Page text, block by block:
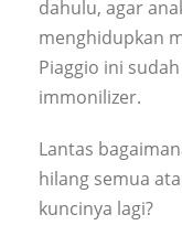
dahulu, agar
menghidupkan
Piaggio ini
immonilizer.
Lantas
hilang semua
kuncinya lagi?